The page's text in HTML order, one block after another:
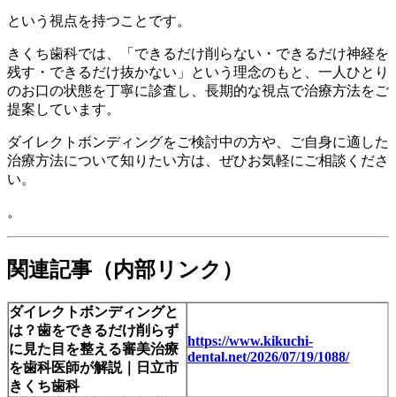
という視点を持つことです。
きくち歯科では、「できるだけ削らない・できるだけ神経を
残す・できるだけ抜かない」という理念のもと、一人ひとり
のお口の状態を丁寧に診査し、長期的な視点で治療方法をご
提案しています。
ダイレクトボンディングをご検討中の方や、ご自身に適した
治療方法について知りたい方は、ぜひお気軽にご相談くださ
い。
。
関連記事（内部リンク）
ダイレクトボンディングと
は？歯をできるだけ削らず
に見た目を整える審美治療
を歯科医師が解説｜日立市
きくち歯科
https://www.kikuchi-
dental.net/2026/07/19/1088/